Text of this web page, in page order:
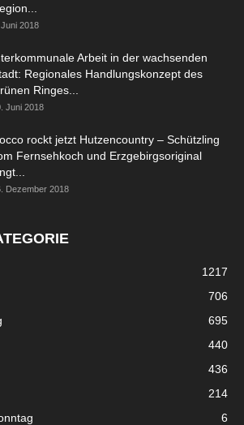
2018
Arbeit in der wachsenden
Regionales Handlungskonzept des
Ringes...
Juni 2018
rockt jetzt Hutzencountry – Schützling
Fernsehkoch und Erzgebirgsoriginal
Dezember 2018
1217
706
695
440
436
214
6